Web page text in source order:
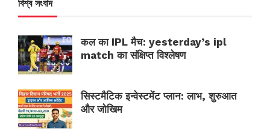
বিশ্ব সংবাদ
कल का IPL मैच: yesterday’s ipl
match का संक्षिप्त विश्लेषण
सिस्टमैटिक इन्वेस्टमेंट प्लान: लाभ, शुरुआत
और जोखिम